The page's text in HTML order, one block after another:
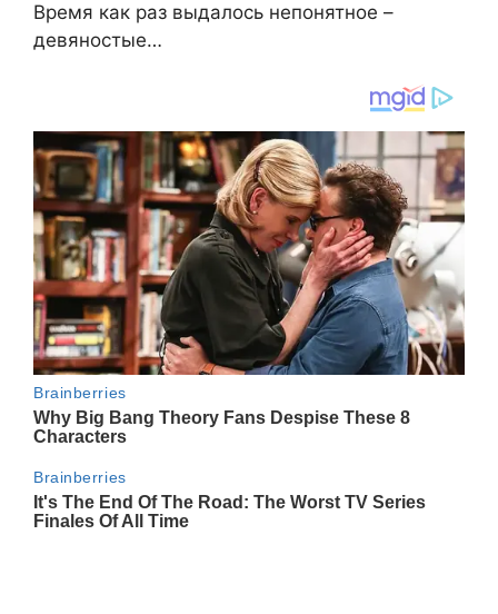
Время как раз выдалось непонятное –
девяностые…